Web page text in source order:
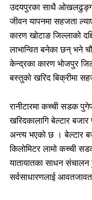
उदयपुरका साथै ओखलढुङ्गा
जीवन यापनमा सहजता
कारण खोटाङ जिल्लाको
लाभान्वित बनेका छन् भने
केन्द्रका कारण भोजपुर
बस्तुको खरिद बिक्रीमा
रानीटारमा कच्ची सडक
खरिदकालागि बेल्टार
अन्त्य भएको छ । बेल्टार
किलोमिटर लामो कच्ची
यातायातका साधन
सर्वसाधारणलाई